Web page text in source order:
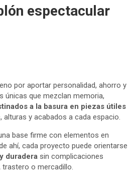
espectacular
por aportar personalidad, ahorro y
únicas que mezclan memoria,
a la basura en piezas útiles
y acabados a cada espacio.
base firme con elementos en
ahí, cada proyecto puede orientarse
duradera sin complicaciones
o mercadillo.